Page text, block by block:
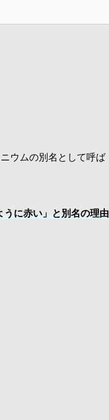
ウムの別名として呼ば
に赤い」と別名の理由